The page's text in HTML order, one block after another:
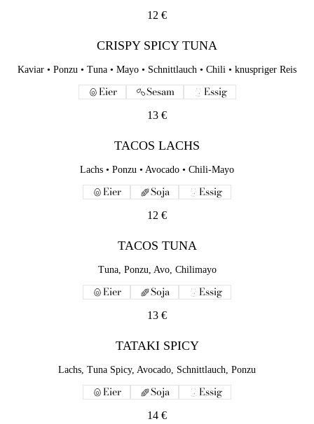
12 €
CRISPY SPICY TUNA
Kaviar • Ponzu • Tuna • Mayo • Schnittlauch • Chili • knuspriger Reis
13 €
Eier Sesam Essig
TACOS LACHS
Lachs • Ponzu • Avocado • Chili-Mayo
12 €
Eier Soja Essig
TACOS TUNA
Tuna, Ponzu, Avo, Chilimayo
13 €
Eier Soja Essig
TATAKI SPICY
Lachs, Tuna Spicy, Avocado, Schnittlauch, Ponzu
14 €
Eier Soja Essig